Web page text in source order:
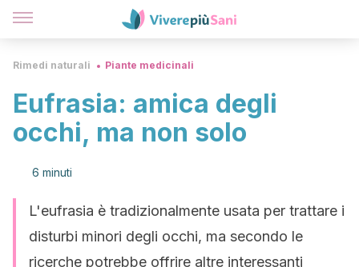
Rimedi naturali Piante medicinali
Eufrasia: amica degli
occhi, ma non solo
6 minuti
L'eufrasia è tradizionalmente usata per trattare i
disturbi minori degli occhi, ma secondo le
ricerche potrebbe offrire altre interessanti